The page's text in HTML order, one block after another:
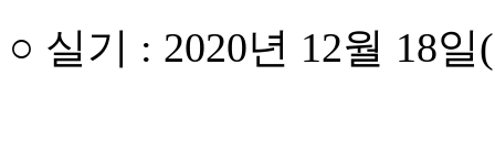
○ 실기 : 2020년 12월 18일